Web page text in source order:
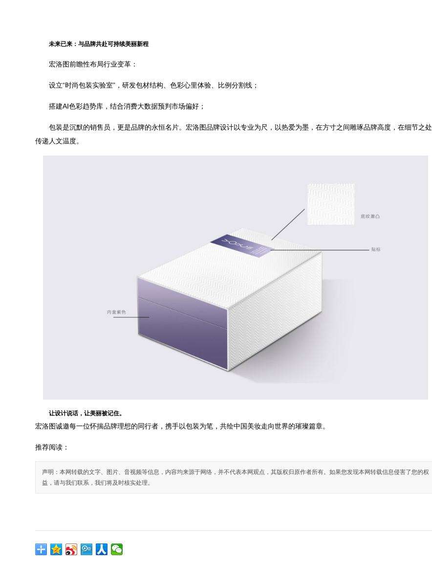
未来已来：与品牌共赴可持续美丽新程
宏洛图前瞻性布局行业变革：
设立“时尚包装实验室”，研发包材结构、色彩心里体验、比例分割线；
搭建AI色彩趋势库，结合消费大数据预判市场偏好；
包装是沉默的销售员，更是品牌的永恒名片。宏洛图品牌设计以专业为尺，以热爱为墨，在方寸之间雕琢品牌高度，在细节之处
传递人文温度。
让设计说话，让美丽被记住。
宏洛图诚邀每一位怀揣品牌理想的同行者，携手以包装为笔，共绘中国美妆走向世界的璀璨篇章。
推荐阅读：
声明：本网转载的文字、图片、音视频等信息，内容均来源于网络，并不代表本网观点，其版权归原作者所有。如果您发现本网转载信息侵害了您的权
益，请与我们联系，我们将及时核实处理。